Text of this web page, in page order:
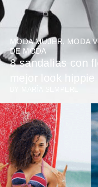
MODA MUJER, MODA
DE MODA
8 sandalias con
mejor look